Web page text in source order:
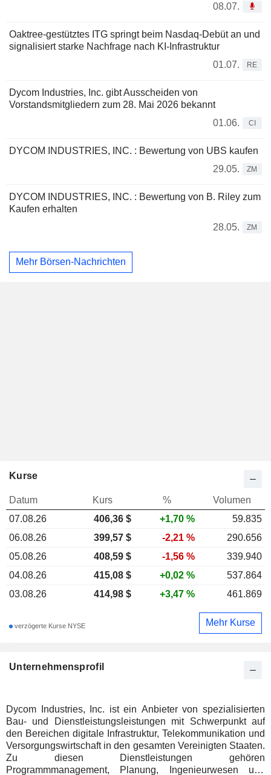
08.07.
Oaktree-gestütztes ITG springt beim Nasdaq-Debüt an und
signalisiert starke Nachfrage nach KI-Infrastruktur
01.07.
RE
Dycom Industries, Inc. gibt Ausscheiden von
Vorstandsmitgliedern zum 28. Mai 2026 bekannt
01.06.
CI
DYCOM INDUSTRIES, INC. : Bewertung von UBS kaufen
29.05.
ZM
DYCOM INDUSTRIES, INC. : Bewertung von B. Riley zum
Kaufen erhalten
28.05.
ZM
Mehr Börsen-Nachrichten
Unternehmensprofil
Dycom Industries, Inc. ist ein Anbieter von spezialisierten
Bau- und Dienstleistungsleistungen mit Schwerpunkt auf
den Bereichen digitale Infrastruktur, Telekommunikation und
Versorgungswirtschaft in den gesamten Vereinigten Staaten.
Zu diesen Dienstleistungen gehören
Programmmanagement, Planung, Ingenieurwesen und
Kurse
Datum Kurs %
Volumen
07.08.26
406,36 $ +1,70 %
59.835
06.08.26
399,57 $ -2,21 %
290.656
05.08.26
408,59 $ -1,56 %
339.940
04.08.26
415,08 $ +0,02 %
537.864
03.08.26
414,98 $ +3,47 % 461.869
verzögerte Kurse NYSE Mehr Kurse